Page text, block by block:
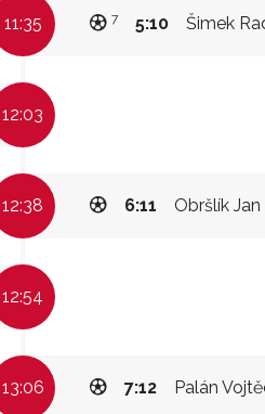
11:35 Šimek
5:10
7
12:03
12:38 Obršlík Jan
6:11
12:54
13:06 Palán
7:12